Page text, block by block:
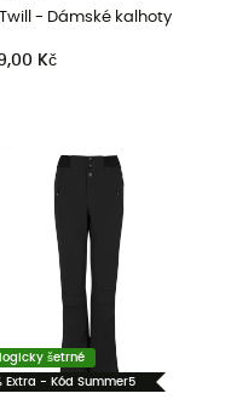
- Dámské kalhoty
Kč
šetrné
Extra - Kód Summer5